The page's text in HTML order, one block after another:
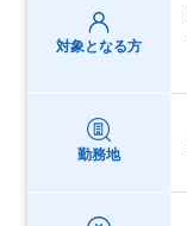
対象となる方
勤務地